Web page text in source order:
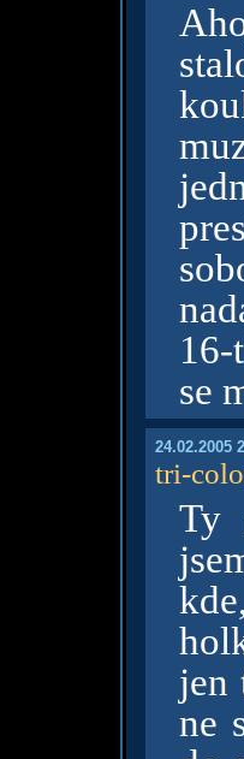
se
24.02.2005
tri-
Ty
jen
ne